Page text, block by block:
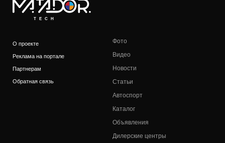
TECH
О проекте
Реклама на портале
Партнерам
Обратная связь
Фото
Видео
Новости
Статьи
Автоспорт
Каталог
Объявления
Дилерские центры